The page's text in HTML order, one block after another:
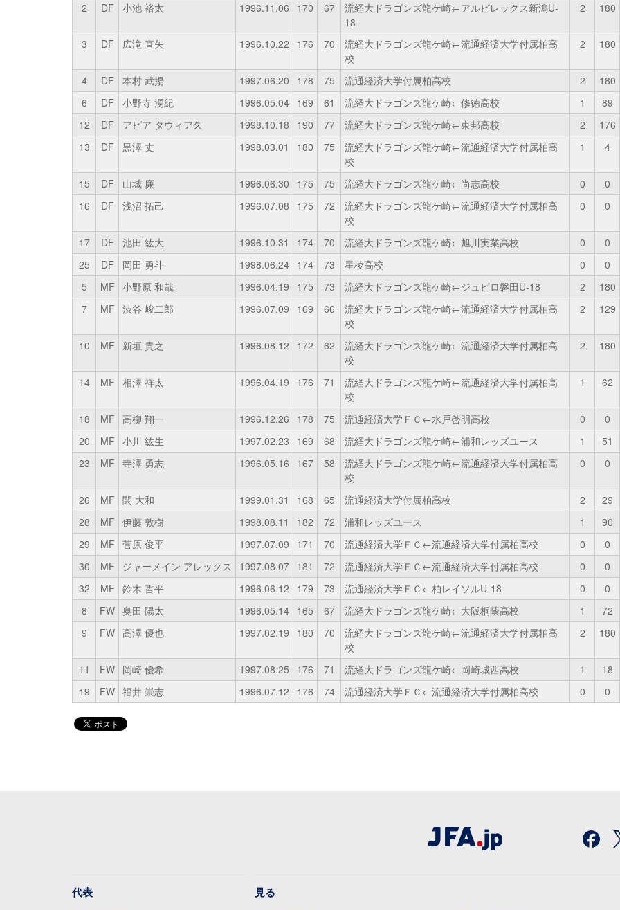
2
DF 小池 裕太 1996.11.06 170 67
流経大ドラゴンズ龍ケ崎←アルビレックス新潟U-
18
2 180
3 DF 広滝 直矢 1996.10.22 176 70
流経大ドラゴンズ龍ケ崎←流通経済大学付属柏高
校
2 180
4 DF 本村 武揚 1997.06.20 178 75 流通経済大学付属柏高校 2 180
6
DF 小野寺 湧紀 1996.05.04 169 61 流経大ドラゴンズ龍ケ崎←修徳高校 1 89
12
DF アピア タウィア久 1998.10.18 190 77 流経大ドラゴンズ龍ケ崎←東邦高校 2 176
13
DF 黒澤 丈 1998.03.01 180 75
流経大ドラゴンズ龍ケ崎←流通経済大学付属柏高
校
1 4
15 DF 山城 廉 1996.06.30 175 75 流経大ドラゴンズ龍ケ崎←尚志高校 0 0
16
DF 浅沼 拓己 1996.07.08 175 72
流経大ドラゴンズ龍ケ崎←流通経済大学付属柏高
校
0 0
17 DF 池田 紘大 1996.10.31 174 70 流経大ドラゴンズ龍ケ崎←旭川実業高校 0 0
25
DF 岡田 勇斗 1998.06.24 174 73 星稜高校 0 0
5
MF 小野原 和哉 1996.04.19 175 73 流経大ドラゴンズ龍ケ崎←ジュビロ磐田U-18 2 180
7
MF 渋谷 峻二郎 1996.07.09 169 66
流経大ドラゴンズ龍ケ崎←流通経済大学付属柏高
校
2 129
10 MF 新垣 貴之 1996.08.12 172 62
流経大ドラゴンズ龍ケ崎←流通経済大学付属柏高
校
2 180
14 MF 相澤 祥太 1996.04.19 176 71
流経大ドラゴンズ龍ケ崎←流通経済大学付属柏高
校
1 62
18 MF 高柳 翔一 1996.12.26 178 75 流通経済大学ＦＣ←水戸啓明高校 0 0
20
MF 小川 紘生 1997.02.23 169 68 流経大ドラゴンズ龍ケ崎←浦和レッズユース 1 51
23
MF 寺澤 勇志 1996.05.16 167 58
流経大ドラゴンズ龍ケ崎←流通経済大学付属柏高
校
0 0
26 MF 関 大和 1999.01.31 168 65 流通経済大学付属柏高校 2 29
28
MF 伊藤 敦樹 1998.08.11 182 72 浦和レッズユース 1 90
29
MF 菅原 俊平 1997.07.09 171 70 流通経済大学ＦＣ←流通経済大学付属柏高校 0 0
30
MF ジャーメイン アレックス 1997.08.07 181 72 流通経済大学ＦＣ←流通経済大学付属柏高校 0 0
32
MF 鈴木 哲平 1996.06.12 179 73 流通経済大学ＦＣ←柏レイソルU-18 0 0
8
FW 奥田 陽太 1996.05.14 165 67 流経大ドラゴンズ龍ケ崎←大阪桐蔭高校 1 72
9
FW 髙澤 優也 1997.02.19 180 70
流経大ドラゴンズ龍ケ崎←流通経済大学付属柏高
校
2 180
11 FW 岡崎 優希 1997.08.25 176 71 流経大ドラゴンズ龍ケ崎←岡崎城西高校 1 18
19
FW 福井 崇志 1996.07.12 176 74 流通経済大学ＦＣ←流通経済大学付属柏高校 0 0
代表 見る